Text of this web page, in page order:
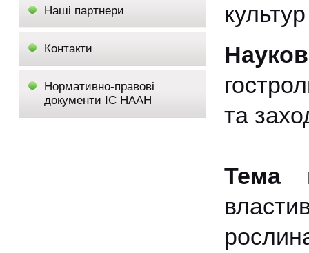
Наші партнери
Контакти
Нормативно-правові
документи ІС НААН
культур
та
Тема